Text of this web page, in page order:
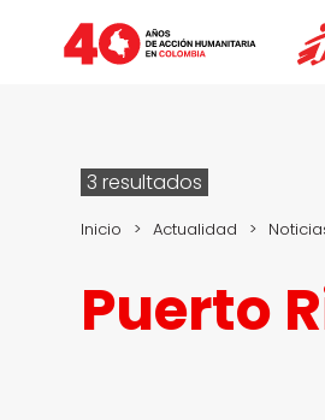
3 resultados
Inicio > Actualidad >
Puerto